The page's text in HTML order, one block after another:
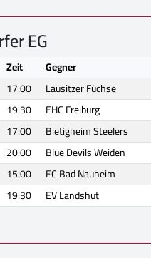
EG
Zeit Gegner
17:00 Lausitzer Füchse
19:30 EHC Freiburg
17:00 Bietigheim Steelers
20:00 Blue Devils Weiden
15:00 EC Bad Nauheim
19:30 EV Landshut